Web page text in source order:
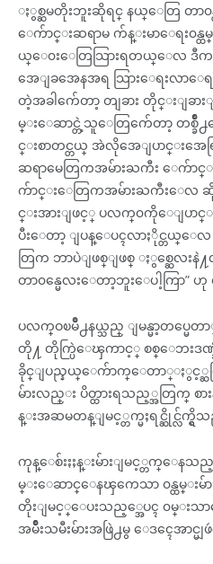
ႏွစ္ဆမတိုးဘူးဆိုရင္ နယ္ေတြ တာ
ေက်ာင္းဆရာမ က်န္းမာေရး၀န္
ယ္ေ၀းေတြသြားရတယ္ေလ
အေျခအေနအရ သြားေရးလာ
တဲ့အခါက်ေတာ့ တျခား တိုင္းျခား
မ္းေဆာင္တဲ့သူေတြက်ေတာ့ တစ္ခ်ိဳ႕
င္းစာတင္တယ္ အဲလိုအေျပာင္းအေ
ဆရာမေတြကအမ်ားႀကီး ေက်ာ
က်ာင္းေတြကအမ်ားႀကီးေလ ဆို
င္းအားျဖင့္ ပလက္၀ကိုေျပာင္း
ပီးေတာ့ ျပန္ေပၚလာႏိုင္တယ္ေလ
တြက ဘာပဲျဖစ္ျဖစ္ ႏွစ္ဆေလး
တာ၀န္မေလးေတာ့ဘူးေပါ့ကြာ”
ပလက္ဝၿမိဳ႕နယ္သည္ ျမန္မာ့တပ္မ
တို႔ တိုက္ပြဲေၾကာင့္ စစ္ေဘးဒ
ခိုင္ျပည္နယ္ေက်ာက္ေတာ္ႏွင့္ဆက္
မ်ားလည္း ပိတ္ထားရသည့္အတြက္ စားန
န္းအဆမတန္ျမင့္တက္မႈရင္ဆိုင္လ်က္ရွိ
ကုန္ေစ်းႏႈန္းမ်ားျမင့္တက္ေနသည့္
မ္းေဆာင္ေနၾကေသာ ၀န္ထမ္းမ်
တိုးျမင့္ေပးသည့္အေပၚ ၀မ္းသ
အမ်ိဳးသမီးမ်ားအဖြဲ႕မွ ေဒၚေအာင္မ